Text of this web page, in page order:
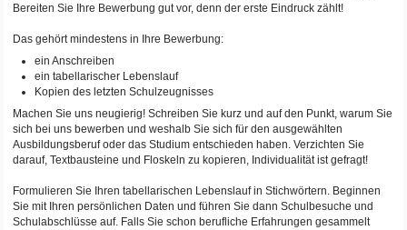
Bereiten Sie Ihre Bewerbung gut vor, denn der erste Eindruck zählt!
Das gehört mindestens in Ihre Bewerbung:
ein Anschreiben
ein tabellarischer Lebenslauf
Kopien des letzten Schulzeugnisses
Machen Sie uns neugierig! Schreiben Sie kurz und auf den Punkt, warum Sie
sich bei uns bewerben und weshalb Sie sich für den ausgewählten
Ausbildungsberuf oder das Studium entschieden haben. Verzichten Sie
darauf, Textbausteine und Floskeln zu kopieren, Individualität ist gefragt!
Formulieren Sie Ihren tabellarischen Lebenslauf in Stichwörtern. Beginnen
Sie mit Ihren persönlichen Daten und führen Sie dann Schulbesuche und
Schulabschlüsse auf. Falls Sie schon berufliche Erfahrungen gesammelt